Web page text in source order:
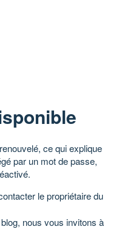
ce qui explique
par un mot de passe,
le propriétaire du
nous vous invitons à